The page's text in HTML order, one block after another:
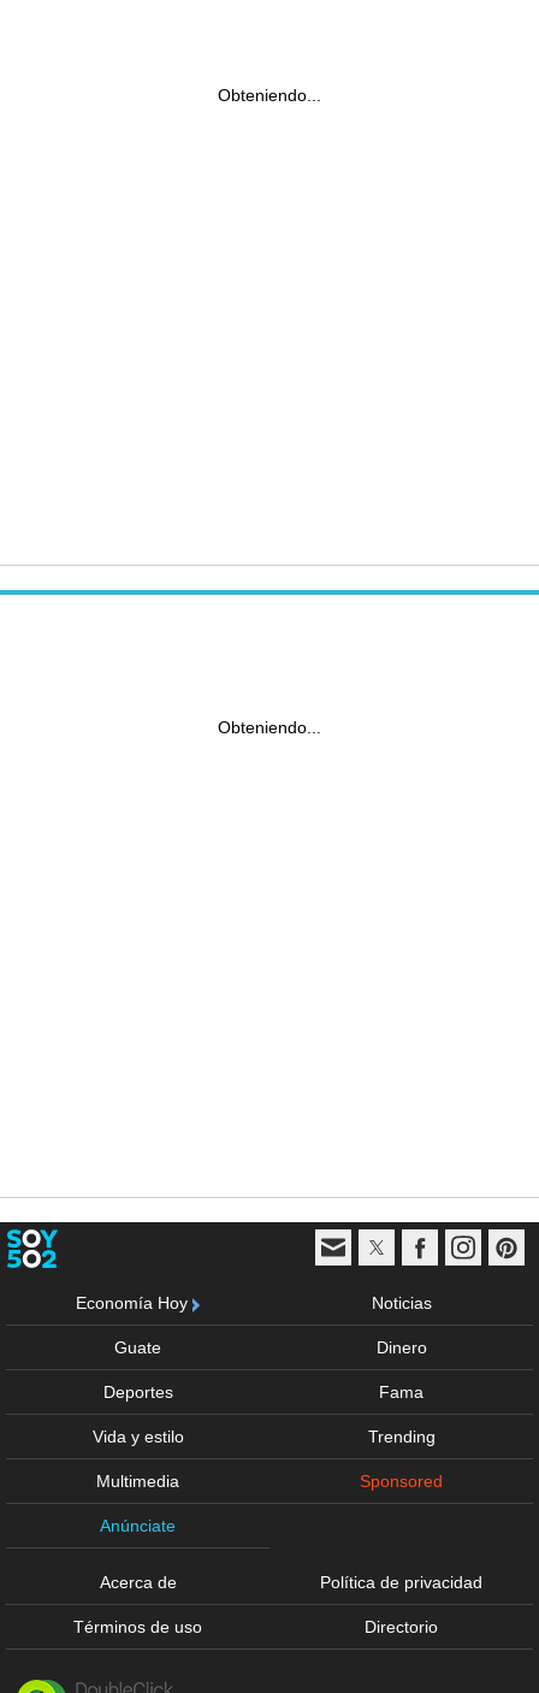
Obteniendo...
Obteniendo...
Economía Hoy Noticias
Guate Dinero
Deportes Fama
Vida y estilo Trending
Multimedia Sponsored
Anúnciate
Acerca de Política de privacidad
Términos de uso Directorio